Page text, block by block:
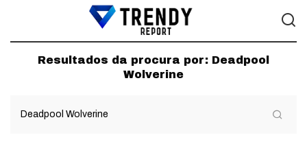
Resultados da procura por: Deadpool
Wolverine